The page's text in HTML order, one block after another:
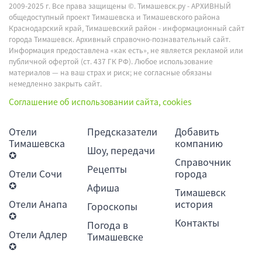
2009-2025 г. Все права защищены ©.Тимашевск.ру - АРХИВНЫЙ
общедоступный проект Тимашевска и Тимашевского района
Краснодарский край, Тимашевский район - информационный сайт
города Тимашевск. Архивный справочно-познавательный сайт.
Информация предоставлена «как есть», не является рекламой или
публичной офертой (ст. 437 ГК РФ). Любое использование
материалов — на ваш страх и риск; не согласные обязаны
немедленно закрыть сайт.
Соглашение об использовании сайта, cookies
Отели
Тимашевска
✪
Отели Сочи
✪
Отели Анапа
✪
Отели Адлер
✪
Предсказатели
Шоу, передачи
Рецепты
Афиша
Гороскопы
Погода в
Тимашевске
Добавить
компанию
Справочник
города
Тимашевск
история
Контакты